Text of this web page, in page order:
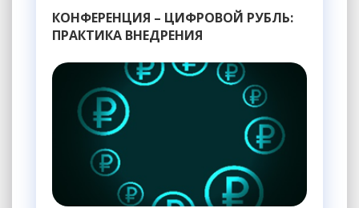
КОНФЕРЕНЦИЯ – ЦИФРОВОЙ РУБЛЬ:
ПРАКТИКА ВНЕДРЕНИЯ